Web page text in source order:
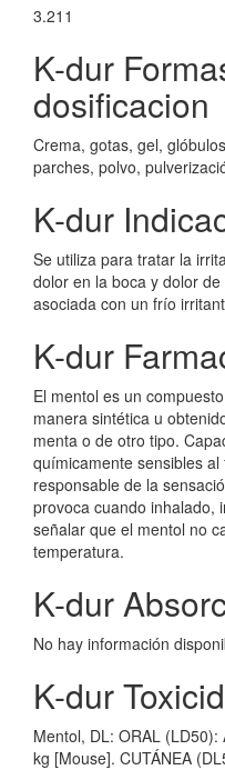
3.211
K-dur
dosificacion
Crema, gotas, gel,
parches, polvo,
K-dur
Se utiliza para tratar la
dolor en la boca y dolor
asociada con un frío
K-dur
El mentol es un
manera sintética u
menta o de otro tipo.
químicamente sensibles
responsable de la
provoca cuando inhalado,
señalar que el mentol no
temperatura.
K-dur
No hay información
K-dur
Mentol, DL: ORAL
kg [Mouse]. CUTÁNEA